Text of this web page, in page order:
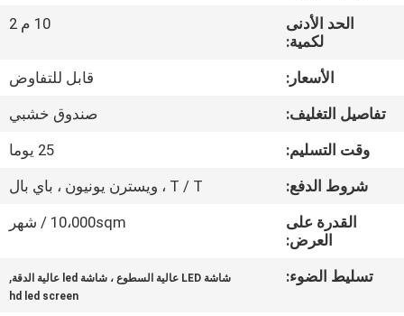
في
المعمل
مراقبة
الجودة
أخبار
الحد الأدنى
لكمية:
10 م 2
الأسعار:
قابل للتفاوض
تفاصيل التغليف:
صندوق خشبي
وقت التسليم:
25 يوما
شروط الدفع:
T / T ، ويسترن يونيون ، باي بال
القدرة على
العرض:
10،000sqm / شهر
تسليط الضوء: شاشة LED عالية السطوع ، شاشة led عالية الدقة ,
hd led screen